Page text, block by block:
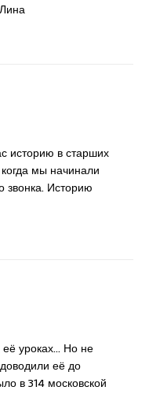
историю в старших
мы начинали
звонка. Историю
уроках… Но не
её до
в 314 московской